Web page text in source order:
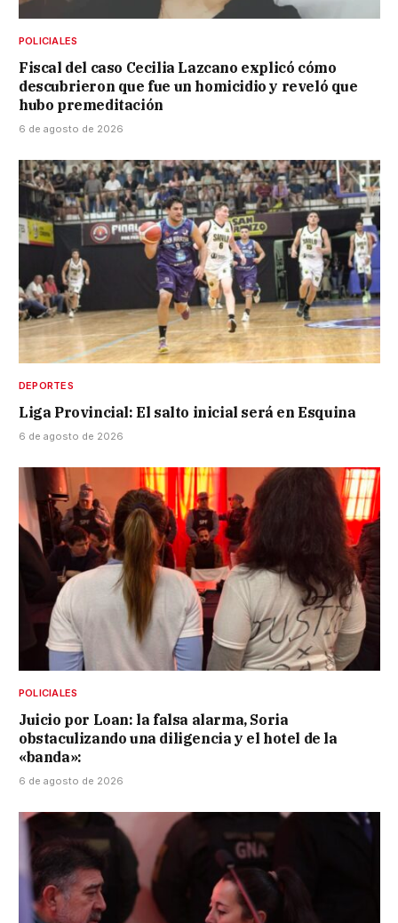
POLICIALES
Fiscal del caso Cecilia Lazcano explicó cómo
descubrieron que fue un homicidio y reveló que
hubo premeditación
6 de agosto de 2026
DEPORTES
Liga Provincial: El salto inicial será en Esquina
6 de agosto de 2026
POLICIALES
Juicio por Loan: la falsa alarma, Soria
obstaculizando una diligencia y el hotel de la
«banda»:
6 de agosto de 2026